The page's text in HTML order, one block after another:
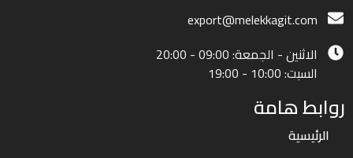
export@melekkagit.com
الاثنين - الجمعة: 09:00 - 20:00
السبت: 10:00 - 19:00
روابط هامة
الرئيسية